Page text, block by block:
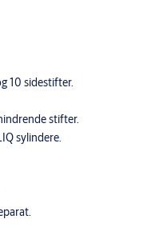
10 sidestifter.
stifter.
sylindere.